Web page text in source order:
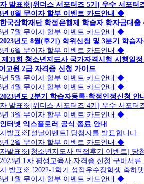
발표※[위더스 서포터즈 5기] 우수 서포터
8월 무이자 할부 이벤트 카드안내 ◆
국장학재단 학점은행제 학습자 학자금대출
7월 무이자 할부 이벤트 카드안내 ◆
년도 8월(후기) 학위신청 및 3분기 학습
6월 무이자 할부 이벤트 카드안내 ◆
제31회 청소년지도사 국가자격시험 시행일
교원 2급 자격증 신청 가이드
5월 무이자 할부 이벤트 카드안내 ◆
4월 무이자 할부 이벤트 카드안내 ◆
년도 2분기 학습자등록·학점인정신청 안
발표※[위더스 서포터즈 4기] 우수 서포터
3월 무이자 할부 이벤트 카드안내 ◆
터넷 익스플로러 공식 종료 안내
발표※[설날이벤트] 당첨자를 발표합니다.
2월 무이자 할부 이벤트 카드안내 ◆
발표※[청소년지도사 면접후기 이벤트] 당
년 1차 평생교육사 자격증 신청 구비서류
발표※ [2022-1학기 성적우수장학생 축하
1월 무이자 할부 이벤트 카드안내 ◆